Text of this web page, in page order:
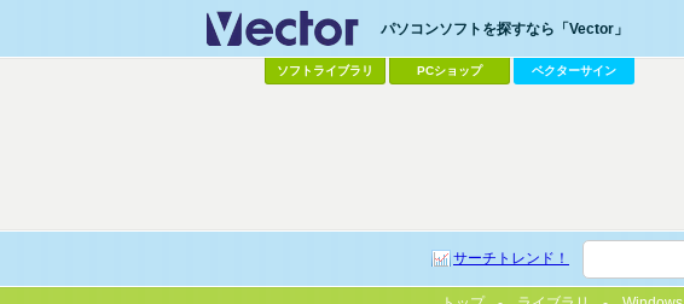
パソコンソフトを探すなら「Vector」
ソフトライブラリ PCショップ ベクターサイン
サーチトレンド！